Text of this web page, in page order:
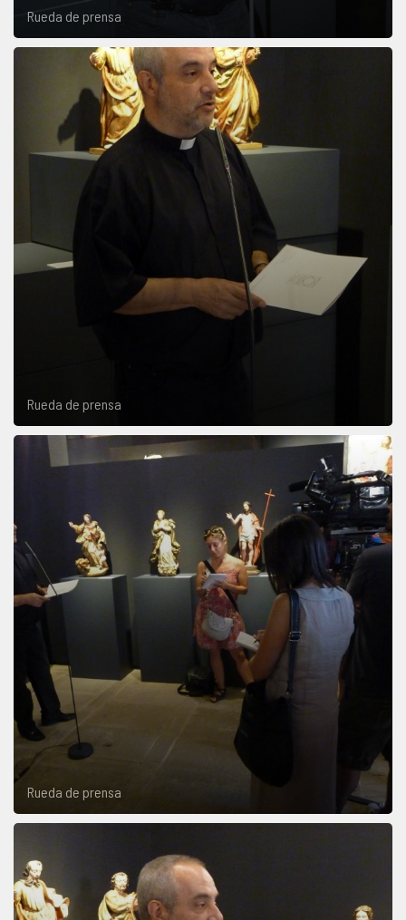
Rueda de prensa
Rueda de prensa
Rueda de prensa